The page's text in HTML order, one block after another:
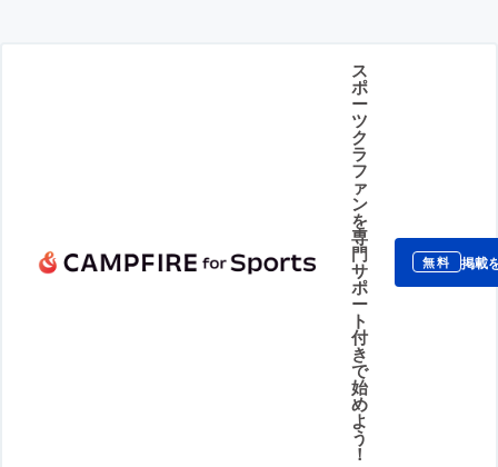
ス
ポ
ー
ツ
ク
ラ
フ
ァ
ン
を
専
門
サ
ポ
ー
ト
付
き
で
始
め
よ
う
！
無料 掲載